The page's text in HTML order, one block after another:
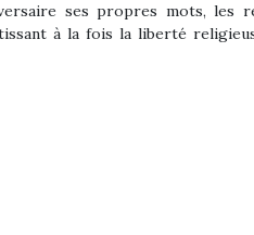
ses propres mots, les
à la fois la liberté